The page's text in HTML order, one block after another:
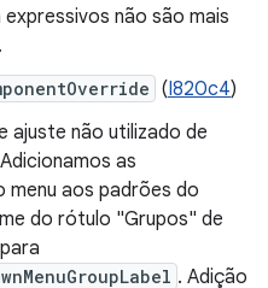
não são mais
(I820c4)
ajuste não utilizado de
as
menu aos padrões do
do rótulo "Grupos" de
para
. Adição